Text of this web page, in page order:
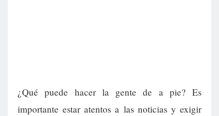
¿Qué puede hacer la gente de a pie? Es
importante estar atentos a las noticias y exigir